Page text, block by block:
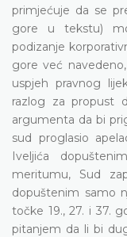
primjećuje da se
gore u tekstu)
podizanje
gore već
uspjeh pravnog
razlog za propust
argumenta da bi
sud proglasio
Iveljića
meritumu, Sud
dopuštenim samo
točke 19., 27. i 37.
pitanjem da li bi